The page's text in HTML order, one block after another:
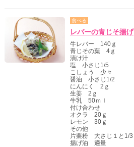
食べる
レバーの青じそ揚げ
牛レバー 140ｇ
青じその葉 4ｇ
漬け汁
塩 小さじ1/5
こしょう 少々
醤油 小さじ1/2
にんにく 2ｇ
生姜 2ｇ
牛乳 50ｍｌ
付け合わせ
オクラ 20ｇ
レモン 30ｇ
その他
片栗粉 大さじ１と1/3
揚げ油 適量